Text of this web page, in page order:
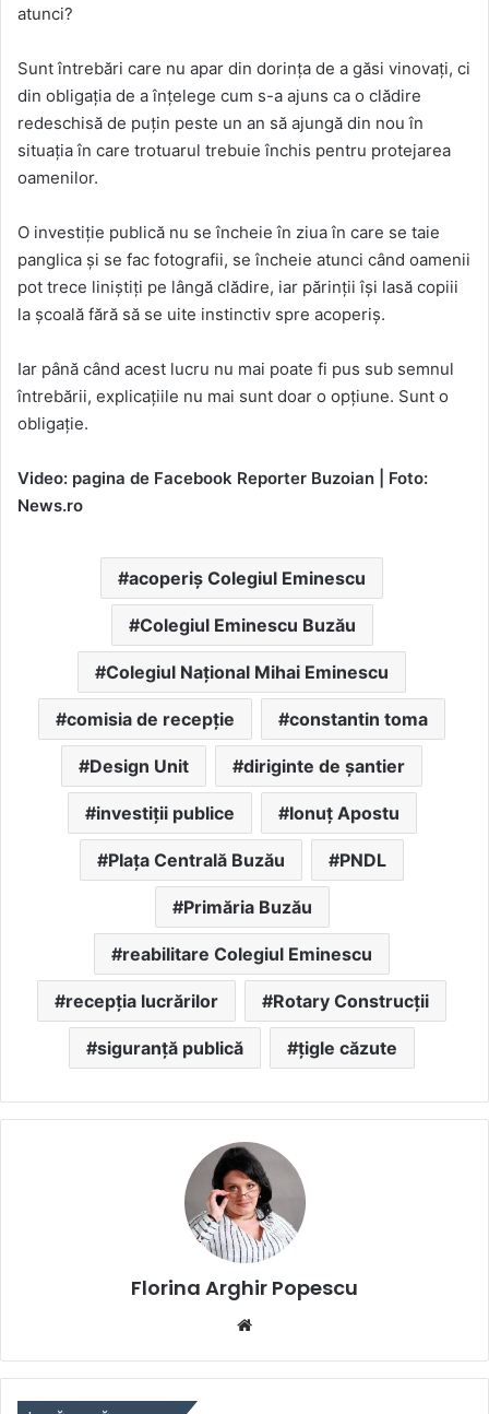
atunci?
Sunt întrebări care nu apar din dorința de a găsi vinovați, ci
din obligația de a înțelege cum s-a ajuns ca o clădire
redeschisă de puțin peste un an să ajungă din nou în
situația în care trotuarul trebuie închis pentru protejarea
oamenilor.
O investiție publică nu se încheie în ziua în care se taie
panglica și se fac fotografii, se încheie atunci când oamenii
pot trece liniștiți pe lângă clădire, iar părinții își lasă copiii
la școală fără să se uite instinctiv spre acoperiș.
Iar până când acest lucru nu mai poate fi pus sub semnul
întrebării, explicațiile nu mai sunt doar o opțiune. Sunt o
obligație.
Video: pagina de Facebook Reporter Buzoian | Foto:
News.ro
acoperiș Colegiul Eminescu
Colegiul Eminescu Buzău
Colegiul Național Mihai Eminescu
comisia de recepție constantin toma
Design Unit diriginte de șantier
investiții publice Ionuț Apostu
PIața Centrală Buzău PNDL
Primăria Buzău
reabilitare Colegiul Eminescu
recepția lucrărilor Rotary Construcții
siguranță publică țigle căzute
Florina Arghir Popescu